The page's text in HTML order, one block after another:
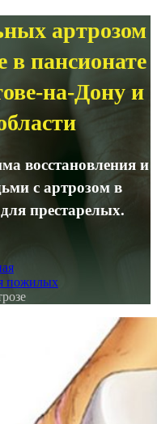
артрозом
в пансионате
на-Дону и
восстановления и
с артрозом в
престарелых.
пожилых